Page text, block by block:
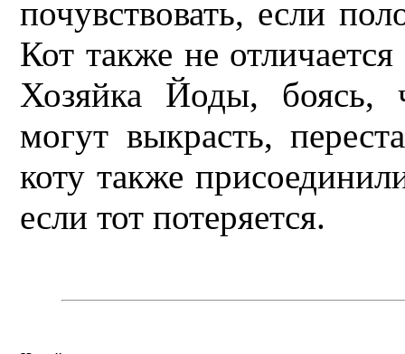
почувствовать, если
Кот также не
Хозяйка Йоды, боясь,
могут выкрасть,
коту также
если тот потеряется.